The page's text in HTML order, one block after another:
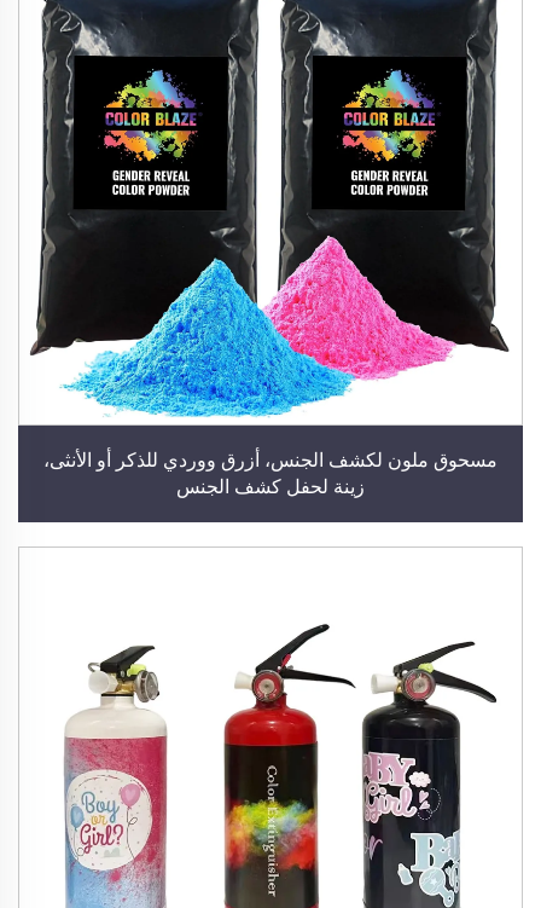
مسحوق ملون لكشف الجنس، أزرق ووردي للذكر أو الأنثى،
زينة لحفل كشف الجنس